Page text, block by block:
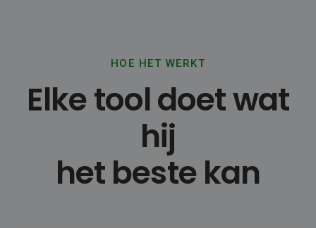
HOE HET WERKT
Elke tool doet wat
hij
het beste kan